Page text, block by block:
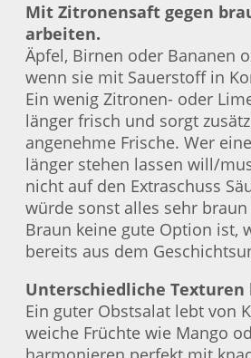
Mit Zitronensaft gegen
arbeiten.
Äpfel, Birnen oder Bananen
wenn sie mit Sauerstoff in
Ein wenig Zitronen- oder
länger frisch und sorgt
angenehme Frische. Wer
länger stehen lassen will/
nicht auf den Extraschuss
würde sonst alles sehr braun
Braun keine gute Option ist,
bereits aus dem
Unterschiedliche
Ein guter Obstsalat lebt von
weiche Früchte wie Mango